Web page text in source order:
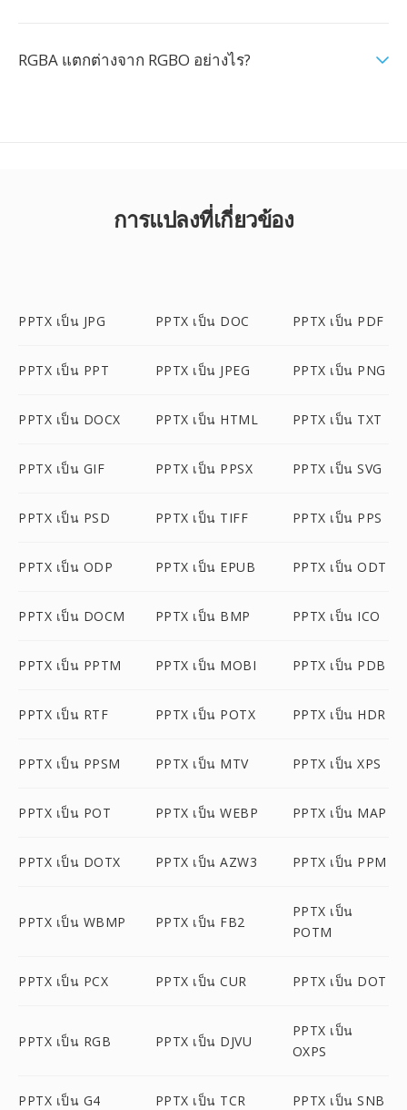
RGBA แตกต่างจาก RGBO อย่างไร?
การแปลงที่เกี่ยวข้อง
PPTX เป็น JPG PPTX เป็น DOC PPTX เป็น PDF
PPTX เป็น PPT PPTX เป็น JPEG PPTX เป็น PNG
PPTX เป็น DOCX PPTX เป็น HTML PPTX เป็น TXT
PPTX เป็น GIF PPTX เป็น PPSX PPTX เป็น SVG
PPTX เป็น PSD PPTX เป็น TIFF PPTX เป็น PPS
PPTX เป็น ODP PPTX เป็น EPUB PPTX เป็น ODT
PPTX เป็น DOCM PPTX เป็น BMP PPTX เป็น ICO
PPTX เป็น PPTM PPTX เป็น MOBI PPTX เป็น PDB
PPTX เป็น RTF PPTX เป็น POTX PPTX เป็น HDR
PPTX เป็น PPSM PPTX เป็น MTV PPTX เป็น XPS
PPTX เป็น POT PPTX เป็น WEBP PPTX เป็น MAP
PPTX เป็น DOTX PPTX เป็น AZW3 PPTX เป็น PPM
PPTX เป็น WBMP PPTX เป็น FB2
PPTX เป็น
POTM
PPTX เป็น PCX PPTX เป็น CUR PPTX เป็น DOT
PPTX เป็น RGB PPTX เป็น DJVU
PPTX เป็น
OXPS
PPTX เป็น G4 PPTX เป็น TCR PPTX เป็น SNB